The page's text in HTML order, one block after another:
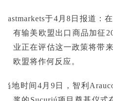
于4月8日报道：
有输美欧盟出口商品加征
业正在评估这一政策将带
欧盟将作何反应。
当地时间4月9日，智利